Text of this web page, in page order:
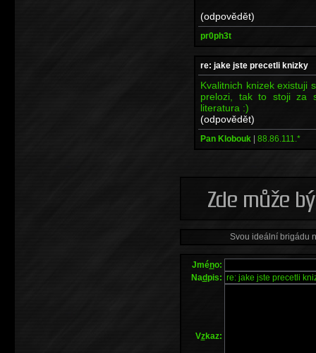
(odpovědět)
pr0ph3t
re: jake jste precetli knizky
Kvalitnich knizek existuji
prelozi, tak to stoji za
literatura :)
(odpovědět)
Pan Klobouk | 88.86.111.*
Svou ideální brigádu
Jméno:
Nadpis:
Vzkaz: